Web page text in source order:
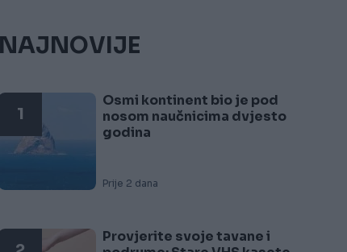
NAJNOVIJE
1
Osmi kontinent bio je pod
nosom naučnicima dvjesto
godina
Prije 2 dana
Provjerite svoje tavane i